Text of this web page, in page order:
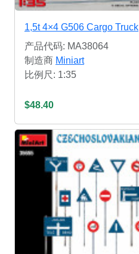
1,5t 4×4 G506 Cargo Truck
产品代码: MA38064
制造商 Miniart
比例尺: 1:35
$48.40